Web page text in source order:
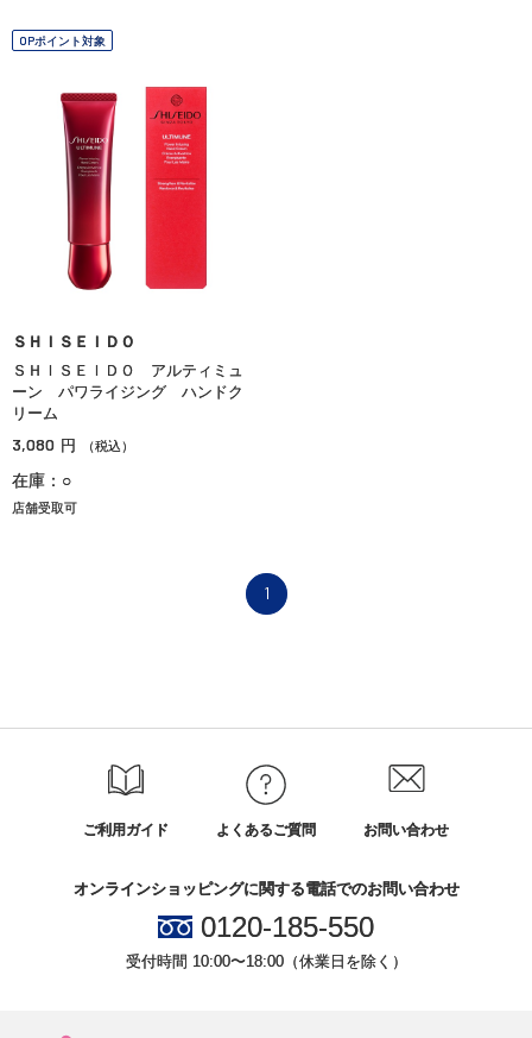
OPポイント対象
ＳＨＩＳＥＩＤＯ
ＳＨＩＳＥＩＤＯ アルティミュ
ーン パワライジング ハンドク
リーム
3,080 円 （税込）
在庫：○
店舗受取可
1
ご利用ガイド よくあるご質問 お問い合わせ
オンラインショッピングに関する電話でのお問い合わせ
0120-185-550
受付時間 10:00〜18:00（休業日を除く）